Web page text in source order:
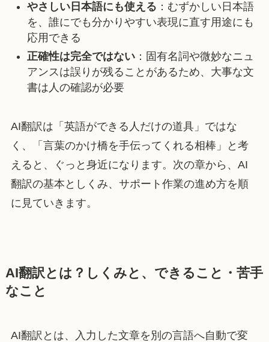
やさしい日本語にも使える ：むずかしい日本語
を、誰にでも分かりやすい表現に直す用途にも
応用できる
正確性は完全ではない：固有名詞や微妙なニュ
アンスは誤りが残ることがあるため、大事な文
書は人の確認が必要
AI翻訳は「英語ができる人だけの道具」ではな
く、「言葉のかけ橋を手伝ってくれる相棒」と考
えると、ぐっと身近になります。次の章から、AI
翻訳の基本としくみ、サポート作業の進め方を順
に見ていきます。
AI翻訳とは？しくみと、できること・苦手
なこと
AI翻訳とは、入力した文章を別の言語へ自動で変